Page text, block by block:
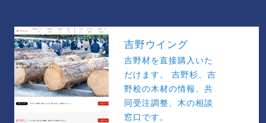
吉野ウイング
吉野材を直接購入いた
だけます。 吉野杉、吉
野桧の木材の情報、共
同受注調整、木の相談
窓口です。